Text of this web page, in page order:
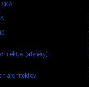
(ateliéry)
architektov